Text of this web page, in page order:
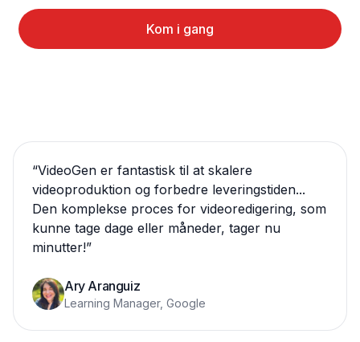
Kom i gang
“VideoGen er fantastisk til at skalere
videoproduktion og forbedre leveringstiden...
Den komplekse proces for videoredigering, som
kunne tage dage eller måneder, tager nu
minutter!”
Ary Aranguiz
Learning Manager, Google